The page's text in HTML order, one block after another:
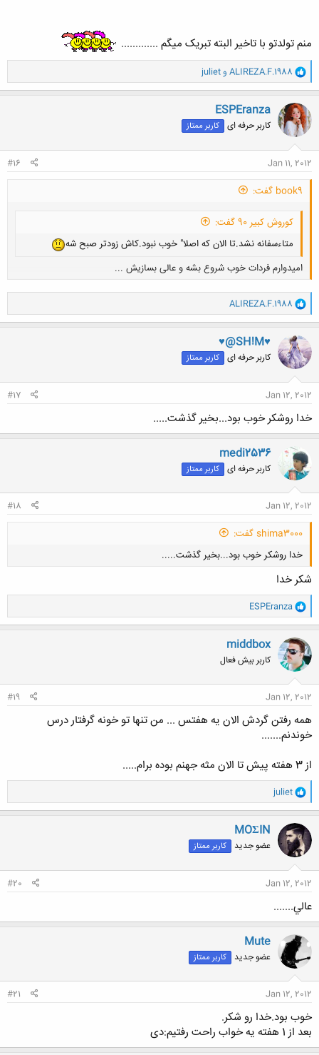
منم تولدتو با تاخیر البته تبریک میگم .............
و
ا
ک
ن
ش
ه
ا
ALIREZA.F.1988 وjuliet
ESPEranza
کاربر حرفه ای کاربر ممتاز
Jan 11, 2012
#16
book9 گفت:
کوروش کبیر 90 گفت:
متاءسفانه نشد.تا الان که اصلا" خوب نبود.کاش زودتر صبح شه
امیدوارم فردات خوب شروع بشه و عالی بسازیش ...
و
ا
ک
ن
ش
ه
ا
ALIREZA.F.1988
♥@SH!M♥
کاربر حرفه ای کاربر ممتاز
Jan 12, 2012
#17
خدا روشکر خوب بود...بخیر گذشت.....
medi2536
کاربر حرفه ای کاربر ممتاز
Jan 12, 2012
#18
shima3000 گفت:
خدا روشکر خوب بود...بخیر گذشت.....
شكر خدا
و
ا
ک
ن
ش
ه
ا
ESPEranza
middbox
کاربر بیش فعال
Jan 12, 2012
#19
همه رفتن گردش الان یه هفتس ... من تنها تو خونه گرفتار درس
خوندنم.......
از 3 هفته پیش تا الان مثه جهنم بوده برام.....
و
ا
ک
ن
ش
ه
ا
juliet
MOΣIN
عضو جدید کاربر ممتاز
Jan 12, 2012
#20
عالي.......
Mute
عضو جدید کاربر ممتاز
Jan 12, 2012
#21
خوب بود.خدا رو شکر.
بعد از 1 هفته یه خواب راحت رفتیم:دی